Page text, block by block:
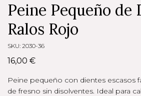
Peine Pequeño de
Ralos Rojo
SKU: 2030-36
16,00 €
Peine pequeño con dientes escasos
de fresno sin disolventes. Ideal para